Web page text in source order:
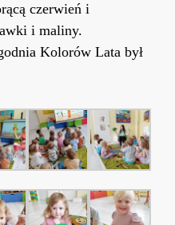
czerwień i
i maliny.
Kolorów Lata był